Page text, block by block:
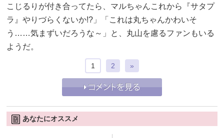
こじるりが付き合ってたら、マルちゃんこれから『サタプ
ラ』やりづらくないか!?」「これは丸ちゃんかわいそ
う……気まずいだろうな～」と、丸山を慮るファンもいる
ようだ。
1 2 »
あなたにオススメ